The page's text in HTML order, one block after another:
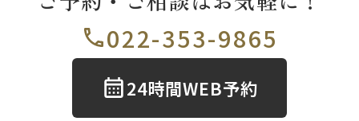
022-353-9865
24時間WEB予約